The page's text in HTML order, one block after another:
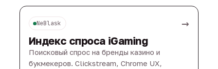
NeBlask →
Индекс спроса iGaming
Поисковый спрос на бренды казино и
букмекеров. Clickstream, Chrome UX,